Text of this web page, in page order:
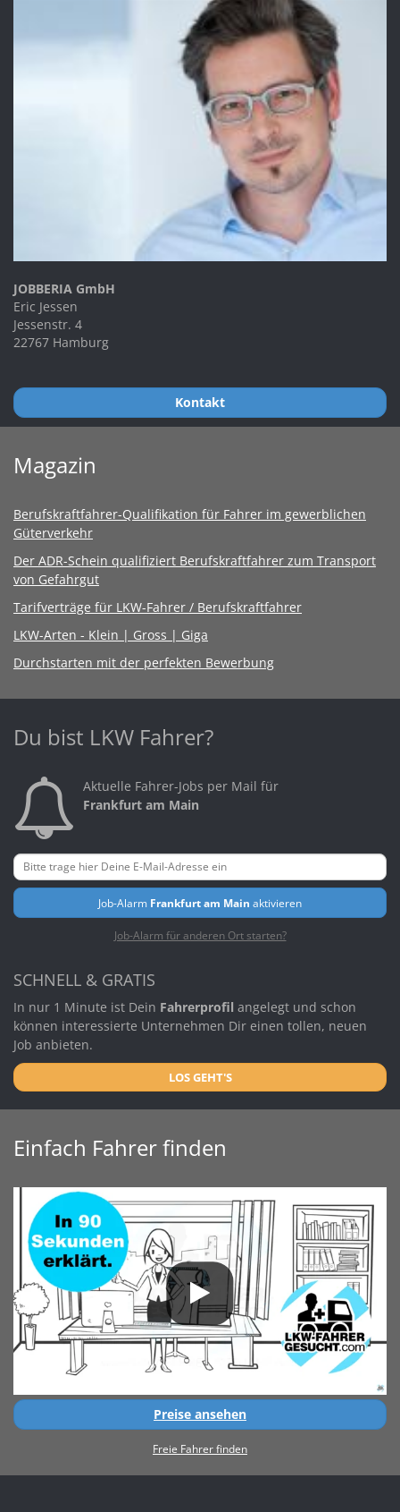
JOBBERIA GmbH
Eric Jessen
Jessenstr. 4
22767 Hamburg
Kontakt
Magazin
Berufskraftfahrer-Qualifikation für Fahrer im gewerblichen
Güterverkehr
Der ADR-Schein qualifiziert Berufskraftfahrer zum Transport
von Gefahrgut
Tarifverträge für LKW-Fahrer / Berufskraftfahrer
LKW-Arten - Klein | Gross | Giga
Durchstarten mit der perfekten Bewerbung
Du bist LKW Fahrer?
Aktuelle Fahrer-Jobs per Mail für
Frankfurt am Main
Job-Alarm Frankfurt am Main aktivieren
Job-Alarm für anderen Ort starten?
SCHNELL & GRATIS
In nur 1 Minute ist Dein Fahrerprofil angelegt und schon
können interessierte Unternehmen Dir einen tollen, neuen
Job anbieten.
LOS GEHT'S
Einfach Fahrer finden
Preise ansehen
Freie Fahrer finden